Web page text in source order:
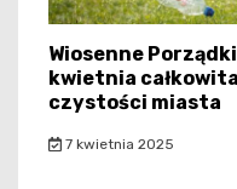
Wiosenne
kwietnia
czystości miasta
7 kwietnia 2025